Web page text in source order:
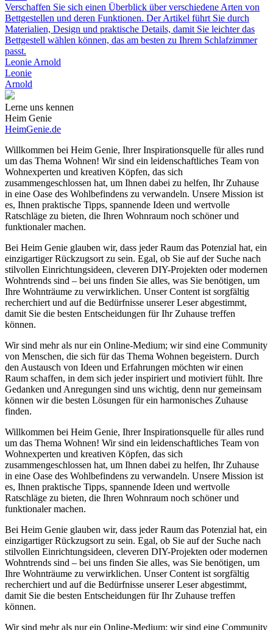
Verschaffen Sie sich einen Überblick über verschiedene Arten von
Bettgestellen und deren Funktionen. Der Artikel führt Sie durch
Materialien, Design und praktische Details, damit Sie leichter das
Bettgestell wählen können, das am besten zu Ihrem Schlafzimmer
passt.
Leonie Arnold
Leonie
Arnold
Lerne uns kennen
Heim Genie
HeimGenie.de
Willkommen bei Heim Genie, Ihrer Inspirationsquelle für alles rund
um das Thema Wohnen! Wir sind ein leidenschaftliches Team von
Wohnexperten und kreativen Köpfen, das sich
zusammengeschlossen hat, um Ihnen dabei zu helfen, Ihr Zuhause
in eine Oase des Wohlbefindens zu verwandeln. Unsere Mission ist
es, Ihnen praktische Tipps, spannende Ideen und wertvolle
Ratschläge zu bieten, die Ihren Wohnraum noch schöner und
funktionaler machen.
Bei Heim Genie glauben wir, dass jeder Raum das Potenzial hat, ein
einzigartiger Rückzugsort zu sein. Egal, ob Sie auf der Suche nach
stilvollen Einrichtungsideen, cleveren DIY-Projekten oder modernen
Wohntrends sind – bei uns finden Sie alles, was Sie benötigen, um
Ihre Wohnträume zu verwirklichen. Unser Content ist sorgfältig
recherchiert und auf die Bedürfnisse unserer Leser abgestimmt,
damit Sie die besten Entscheidungen für Ihr Zuhause treffen
können.
Wir sind mehr als nur ein Online-Medium; wir sind eine Community
von Menschen, die sich für das Thema Wohnen begeistern. Durch
den Austausch von Ideen und Erfahrungen möchten wir einen
Raum schaffen, in dem sich jeder inspiriert und motiviert fühlt. Ihre
Gedanken und Anregungen sind uns wichtig, denn nur gemeinsam
können wir die besten Lösungen für ein harmonisches Zuhause
finden.
Willkommen bei Heim Genie, Ihrer Inspirationsquelle für alles rund
um das Thema Wohnen! Wir sind ein leidenschaftliches Team von
Wohnexperten und kreativen Köpfen, das sich
zusammengeschlossen hat, um Ihnen dabei zu helfen, Ihr Zuhause
in eine Oase des Wohlbefindens zu verwandeln. Unsere Mission ist
es, Ihnen praktische Tipps, spannende Ideen und wertvolle
Ratschläge zu bieten, die Ihren Wohnraum noch schöner und
funktionaler machen.
Bei Heim Genie glauben wir, dass jeder Raum das Potenzial hat, ein
einzigartiger Rückzugsort zu sein. Egal, ob Sie auf der Suche nach
stilvollen Einrichtungsideen, cleveren DIY-Projekten oder modernen
Wohntrends sind – bei uns finden Sie alles, was Sie benötigen, um
Ihre Wohnträume zu verwirklichen. Unser Content ist sorgfältig
recherchiert und auf die Bedürfnisse unserer Leser abgestimmt,
damit Sie die besten Entscheidungen für Ihr Zuhause treffen
können.
Wir sind mehr als nur ein Online-Medium; wir sind eine Community